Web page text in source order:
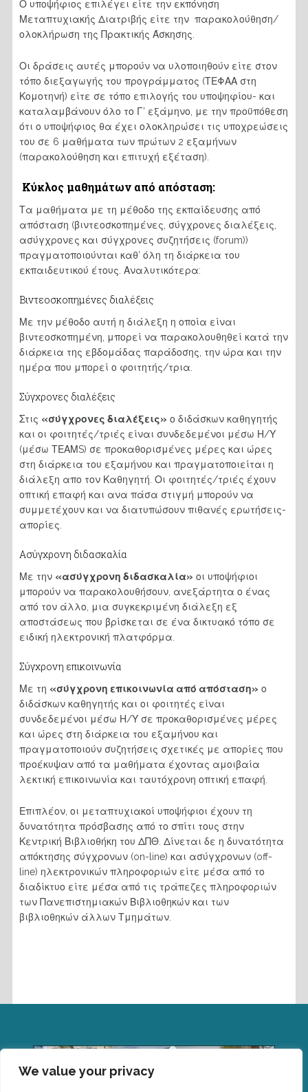
We value your privacy
Ο υποψήφιος επιλέγει είτε την εκπόνηση
Μεταπτυχιακής Διατριβής είτε την παρακολούθηση/
ολοκλήρωση της Πρακτικής Άσκησης.
Οι δράσεις αυτές μπορούν να υλοποιηθούν είτε στον
τόπο διεξαγωγής του προγράμματος (ΤΕΦΑΑ στη
Κομοτηνή) είτε σε τόπο επιλογής του υποψηφίου- και
καταλαμβάνουν όλο το Γ’ εξάμηνο, με την προϋπόθεση
ότι ο υποψήφιος θα έχει ολοκληρώσει τις υποχρεώσεις
του σε 6 μαθήματα των πρώτων 2 εξαμήνων
(παρακολούθηση και επιτυχή εξέταση).
Κύκλος μαθημάτων από απόσταση:
Τα μαθήματα με τη μέθοδο της εκπαίδευσης από
απόσταση (βιντεοσκοπημένες, σύγχρονες διαλέξεις,
ασύγχρονες και σύγχρονες συζητήσεις (forum))
πραγματοποιούνται καθ’ όλη τη διάρκεια του
εκπαιδευτικού έτους. Αναλυτικότερα:
Βιντεοσκοπημένες διαλέξεις
Με την μέθοδο αυτή η διάλεξη η οποία είναι
βιντεοσκοπημένη, μπορεί να παρακολουθηθεί κατά την
διάρκεια της εβδομάδας παράδοσης, την ώρα και την
ημέρα που μπορεί ο φοιτητής/τρια.
Σύγχρονες διαλέξεις
Στις «σύγχρονες διαλέξεις» ο διδάσκων καθηγητής
και οι φοιτητές/τριές είναι συνδεδεμένοι μέσω Η/Υ
(μέσω ΤΕΑΜS) σε προκαθορισμένες μέρες και ώρες
στη διάρκεια του εξαμήνου και πραγματοποιείται η
διάλεξη απο τον Καθηγητή. Οι φοιτητές/τριές έχουν
οπτική επαφή και ανα πάσα στιγμή μπορούν να
συμμετέχουν και να διατυπώσουν πιθανές ερωτήσεις-
απορίες.
Ασύγχρονη διδασκαλία
Με την «ασύγχρονη διδασκαλία» οι υποψήφιοι
μπορούν να παρακολουθήσουν, ανεξάρτητα ο ένας
από τον άλλο, μια συγκεκριμένη διάλεξη εξ
αποστάσεως που βρίσκεται σε ένα δικτυακό τόπο σε
ειδική ηλεκτρονική πλατφόρμα.
Σύγχρονη επικοινωνία
Με τη «σύγχρονη επικοινωνία από απόσταση» ο
διδάσκων καθηγητής και οι φοιτητές είναι
συνδεδεμένοι μέσω Η/Υ σε προκαθορισμένες μέρες
και ώρες στη διάρκεια του εξαμήνου και
πραγματοποιούν συζητήσεις σχετικές με απορίες που
προέκυψαν από τα μαθήματα έχοντας αμοιβαία
λεκτική επικοινωνία και ταυτόχρονη οπτική επαφή.
Επιπλέον, οι μεταπτυχιακοί υποψήφιοι έχουν τη
δυνατότητα πρόσβασης από το σπίτι τους στην
Κεντρική Βιβλιοθήκη του ΔΠΘ. Δίνεται δε η δυνατότητα
απόκτησης σύγχρονων (on-line) και ασύγχρονων (off-
line) ηλεκτρονικών πληροφοριών είτε μέσα από το
διαδίκτυο είτε μέσα από τις τράπεζες πληροφοριών
των Πανεπιστημιακών Βιβλιοθηκών και των
βιβλιοθηκών άλλων Τμημάτων.